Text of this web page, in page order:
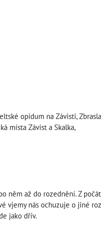
opidum na Závisti,
místa Závist a Skalka,
něm až do rozednění. Z
vjemy nás ochuzuje o jiné
jako dřív.